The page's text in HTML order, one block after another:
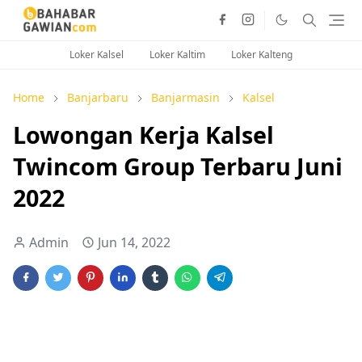
Loker Kalsel Loker Kaltim Loker Kalteng
Home Banjarbaru Banjarmasin Kalsel
Lowongan Kerja Kalsel
Twincom Group Terbaru Juni
2022
Admin Jun 14, 2022